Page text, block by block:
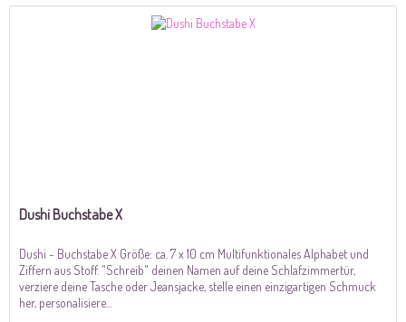
Dushi Buchstabe X
Dushi - Buchstabe X Größe: ca. 7 x 10 cm Multifunktionales Alphabet und
Ziffern aus Stoff. "Schreib" deinen Namen auf deine Schlafzimmertür,
verziere deine Tasche oder Jeansjacke, stelle einen einzigartigen Schmuck
her, personalisiere...